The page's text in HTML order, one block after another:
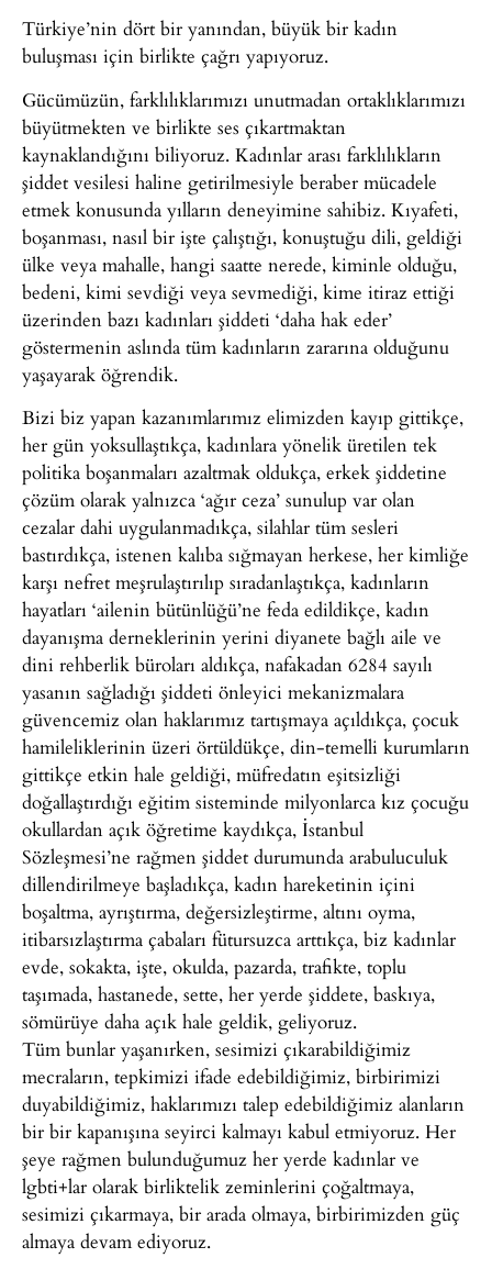
Türkiye’nin dört bir yanından, büyük bir kadın
buluşması için birlikte çağrı yapıyoruz.
Gücümüzün, farklılıklarımızı unutmadan ortaklıklarımızı
büyütmekten ve birlikte ses çıkartmaktan
kaynaklandığını biliyoruz. Kadınlar arası farklılıkların
şiddet vesilesi haline getirilmesiyle beraber mücadele
etmek konusunda yılların deneyimine sahibiz. Kıyafeti,
boşanması, nasıl bir işte çalıştığı, konuştuğu dili, geldiği
ülke veya mahalle, hangi saatte nerede, kiminle olduğu,
bedeni, kimi sevdiği veya sevmediği, kime itiraz ettiği
üzerinden bazı kadınları şiddeti ‘daha hak eder’
göstermenin aslında tüm kadınların zararına olduğunu
yaşayarak öğrendik.
Bizi biz yapan kazanımlarımız elimizden kayıp gittikçe,
her gün yoksullaştıkça, kadınlara yönelik üretilen tek
politika boşanmaları azaltmak oldukça, erkek şiddetine
çözüm olarak yalnızca ‘ağır ceza’ sunulup var olan
cezalar dahi uygulanmadıkça, silahlar tüm sesleri
bastırdıkça, istenen kalıba sığmayan herkese, her kimliğe
karşı nefret meşrulaştırılıp sıradanlaştıkça, kadınların
hayatları ‘ailenin bütünlüğü’ne feda edildikçe, kadın
dayanışma derneklerinin yerini diyanete bağlı aile ve
dini rehberlik büroları aldıkça, nafakadan 6284 sayılı
yasanın sağladığı şiddeti önleyici mekanizmalara
güvencemiz olan haklarımız tartışmaya açıldıkça, çocuk
hamileliklerinin üzeri örtüldükçe, din-temelli kurumların
gittikçe etkin hale geldiği, müfredatın eşitsizliği
doğallaştırdığı eğitim sisteminde milyonlarca kız çocuğu
okullardan açık öğretime kaydıkça, İstanbul
Sözleşmesi’ne rağmen şiddet durumunda arabuluculuk
dillendirilmeye başladıkça, kadın hareketinin içini
boşaltma, ayrıştırma, değersizleştirme, altını oyma,
itibarsızlaştırma çabaları fütursuzca arttıkça, biz kadınlar
evde, sokakta, işte, okulda, pazarda, trafikte, toplu
taşımada, hastanede, sette, her yerde şiddete, baskıya,
sömürüye daha açık hale geldik, geliyoruz.
Tüm bunlar yaşanırken, sesimizi çıkarabildiğimiz
mecraların, tepkimizi ifade edebildiğimiz, birbirimizi
duyabildiğimiz, haklarımızı talep edebildiğimiz alanların
bir bir kapanışına seyirci kalmayı kabul etmiyoruz. Her
şeye rağmen bulunduğumuz her yerde kadınlar ve
lgbti+lar olarak birliktelik zeminlerini çoğaltmaya,
sesimizi çıkarmaya, bir arada olmaya, birbirimizden güç
almaya devam ediyoruz.